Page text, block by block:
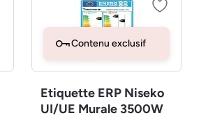
Contenu exclusif
Etiquette ERP Niseko
UI/UE Murale 3500W